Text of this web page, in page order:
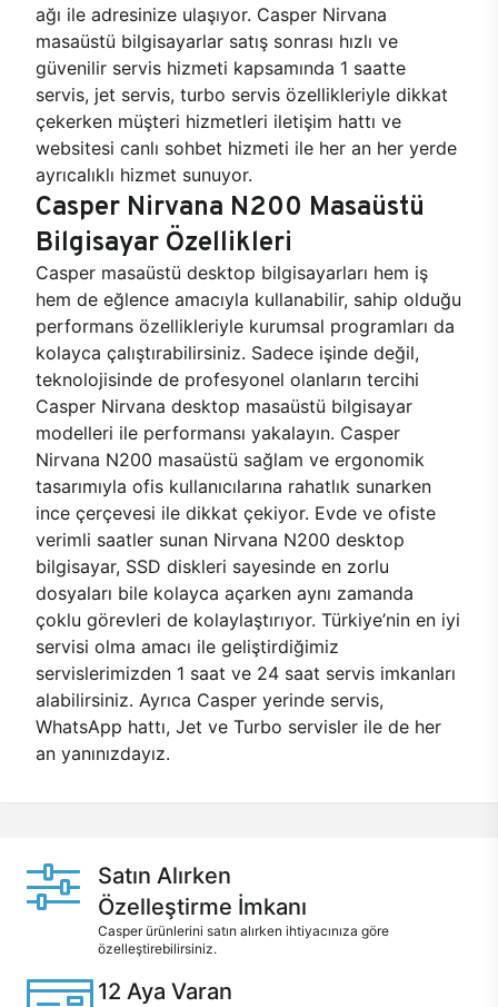
ağı ile adresinize ulaşıyor. Casper Nirvana
masaüstü bilgisayarlar satış sonrası hızlı ve
güvenilir servis hizmeti kapsamında 1 saatte
servis, jet servis, turbo servis özellikleriyle dikkat
çekerken müşteri hizmetleri iletişim hattı ve
websitesi canlı sohbet hizmeti ile her an her yerde
ayrıcalıklı hizmet sunuyor.
Casper Nirvana N200 Masaüstü
Bilgisayar Özellikleri
Casper masaüstü desktop bilgisayarları hem iş
hem de eğlence amacıyla kullanabilir, sahip olduğu
performans özellikleriyle kurumsal programları da
kolayca çalıştırabilirsiniz. Sadece işinde değil,
teknolojisinde de profesyonel olanların tercihi
Casper Nirvana desktop masaüstü bilgisayar
modelleri ile performansı yakalayın. Casper
Nirvana N200 masaüstü sağlam ve ergonomik
tasarımıyla ofis kullanıcılarına rahatlık sunarken
ince çerçevesi ile dikkat çekiyor. Evde ve ofiste
verimli saatler sunan Nirvana N200 desktop
bilgisayar, SSD diskleri sayesinde en zorlu
dosyaları bile kolayca açarken aynı zamanda
çoklu görevleri de kolaylaştırıyor. Türkiye’nin en iyi
servisi olma amacı ile geliştirdiğimiz
servislerimizden 1 saat ve 24 saat servis imkanları
alabilirsiniz. Ayrıca Casper yerinde servis,
WhatsApp hattı, Jet ve Turbo servisler ile de her
an yanınızdayız.
Satın Alırken
Özelleştirme İmkanı
Casper ürünlerini satın alırken ihtiyacınıza göre
özelleştirebilirsiniz.
12 Aya Varan